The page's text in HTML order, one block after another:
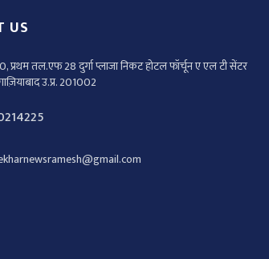
US
प्रथम तल.एफ 28 दुर्गा प्लाजा निकट होटल फॉर्चून ए एल टी सेंटर
उ.प्र. 201002